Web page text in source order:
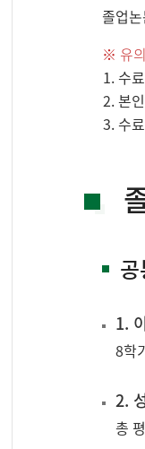
졸업
유
수
본
수
1.
8학
2.
총